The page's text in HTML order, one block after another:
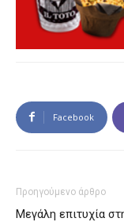
Facebook
Προηγούμενο άρθρο
Μεγάλη επιτυχία